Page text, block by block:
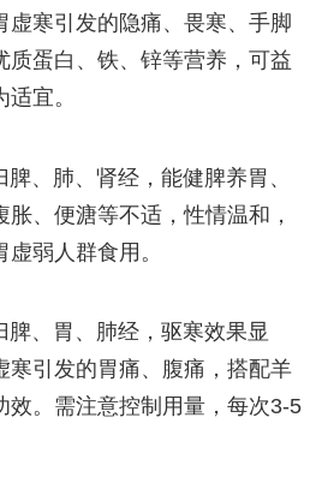
虚寒引发的隐痛、畏寒、手脚
质蛋白、铁、锌等营养，可益
宜。
、肺、肾经，能健脾养胃、
、便溏等不适，性情温和，
弱人群食用。
脾、胃、肺经，驱寒效果显
寒引发的胃痛、腹痛，搭配羊
效。需注意控制用量，每次3-5